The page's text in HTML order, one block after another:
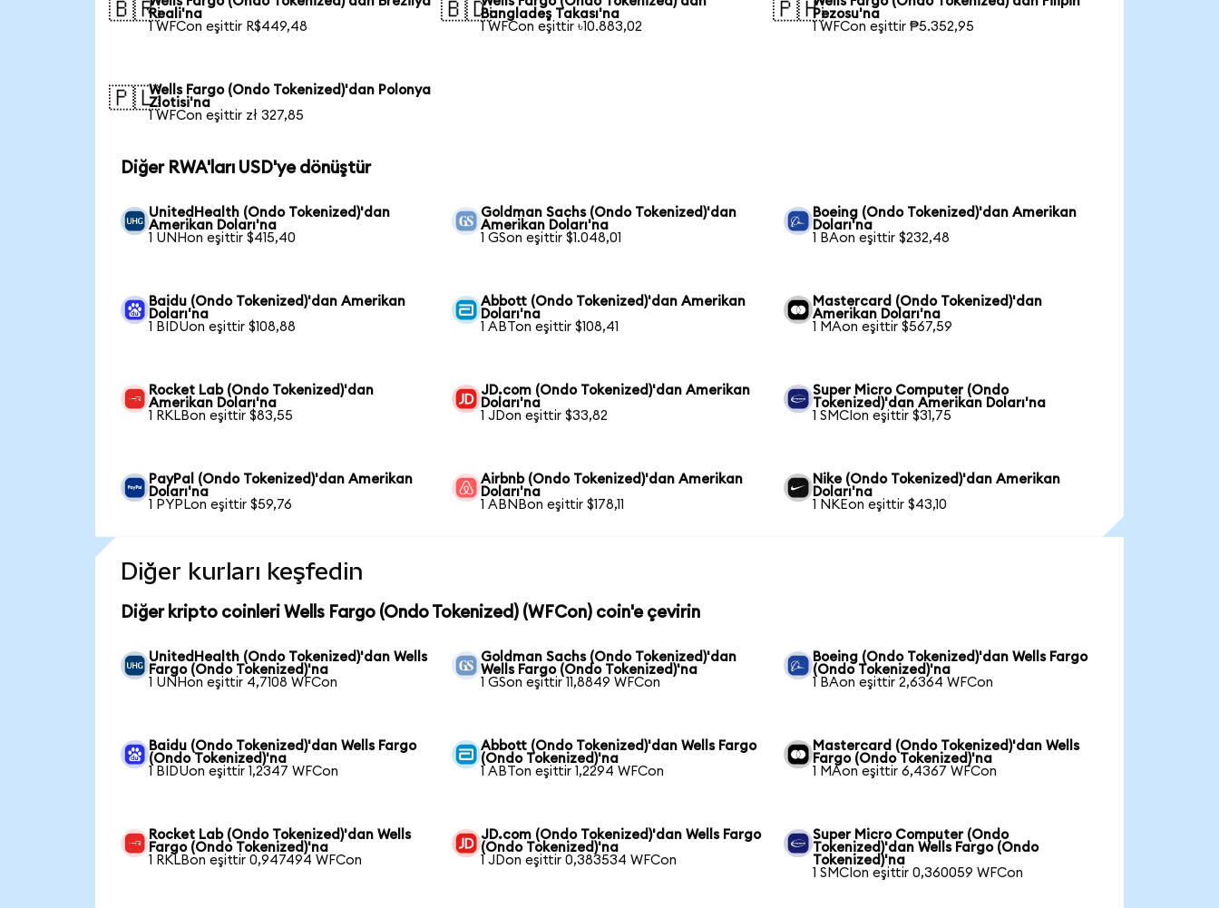
🇧🇷Reali'na
1 WFCon eşittir R$449,48
🇧🇩Bangladeş Takası'na
1 WFCon eşittir ৳10.883,02
🇵🇭Pezosu'na
1 WFCon eşittir ₱5.352,95
🇵🇱Wells Fargo (Ondo Tokenized)'dan Polonya
Zlotisi'na
1 WFCon eşittir zł 327,85
Diğer RWA'ları USD'ye dönüştür
UnitedHealth (Ondo Tokenized)'dan
Amerikan Doları'na
1 UNHon eşittir $415,40
Goldman Sachs (Ondo Tokenized)'dan
Amerikan Doları'na
1 GSon eşittir $1.048,01
Boeing (Ondo Tokenized)'dan Amerikan
Doları'na
1 BAon eşittir $232,48
Baidu (Ondo Tokenized)'dan Amerikan
Doları'na
1 BIDUon eşittir $108,88
Abbott (Ondo Tokenized)'dan Amerikan
Doları'na
1 ABTon eşittir $108,41
Mastercard (Ondo Tokenized)'dan
Amerikan Doları'na
1 MAon eşittir $567,59
Rocket Lab (Ondo Tokenized)'dan
Amerikan Doları'na
1 RKLBon eşittir $83,55
JD.com (Ondo Tokenized)'dan Amerikan
Doları'na
1 JDon eşittir $33,82
Super Micro Computer (Ondo
Tokenized)'dan Amerikan Doları'na
1 SMCIon eşittir $31,75
PayPal (Ondo Tokenized)'dan Amerikan
Doları'na
1 PYPLon eşittir $59,76
Airbnb (Ondo Tokenized)'dan Amerikan
Doları'na
1 ABNBon eşittir $178,11
Nike (Ondo Tokenized)'dan Amerikan
Doları'na
1 NKEon eşittir $43,10
Diğer kurları keşfedin
Diğer kripto coinleri Wells Fargo (Ondo Tokenized) (WFCon) coin'e çevirin
UnitedHealth (Ondo Tokenized)'dan Wells
Fargo (Ondo Tokenized)'na
1 UNHon eşittir 4,7108 WFCon
Goldman Sachs (Ondo Tokenized)'dan
Wells Fargo (Ondo Tokenized)'na
1 GSon eşittir 11,8849 WFCon
Boeing (Ondo Tokenized)'dan Wells Fargo
(Ondo Tokenized)'na
1 BAon eşittir 2,6364 WFCon
Baidu (Ondo Tokenized)'dan Wells Fargo
(Ondo Tokenized)'na
1 BIDUon eşittir 1,2347 WFCon
Abbott (Ondo Tokenized)'dan Wells Fargo
(Ondo Tokenized)'na
1 ABTon eşittir 1,2294 WFCon
Mastercard (Ondo Tokenized)'dan Wells
Fargo (Ondo Tokenized)'na
1 MAon eşittir 6,4367 WFCon
Rocket Lab (Ondo Tokenized)'dan Wells
Fargo (Ondo Tokenized)'na
1 RKLBon eşittir 0,947494 WFCon
JD.com (Ondo Tokenized)'dan Wells Fargo
(Ondo Tokenized)'na
1 JDon eşittir 0,383534 WFCon
Super Micro Computer (Ondo
Tokenized)'dan Wells Fargo (Ondo
Tokenized)'na
1 SMCIon eşittir 0,360059 WFCon